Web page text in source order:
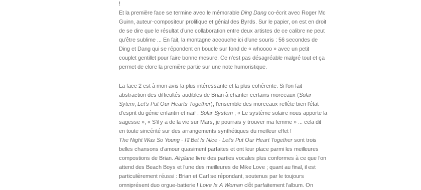
!
Et la première face se termine avec le mémorable Ding Dang co-écrit avec Roger Mc
Guinn, auteur-compositeur prolifique et génial des Byrds. Sur le papier, on est en droit
de se dire que le résultat d’une collaboration entre deux artistes de ce calibre ne peut
qu’être sublime ... En fait, la montagne accouche ici d’une souris : 56 secondes de
Ding et Dang qui se répondent en boucle sur fond de « whoooo » avec un petit
couplet gentillet pour faire bonne mesure. Ce n’est pas désagréable malgré tout et ça
permet de clore la première partie sur une note humoristique.
La face 2 est à mon avis la plus intéressante et la plus cohérente. Si l’on fait
abstraction des difficultés audibles de Brian à chanter certains morceaux (Solar
Sytem Let’s Put Our Hearts Together), l’ensemble des morceaux reflète bien l’état
d’esprit du génie enfantin et naïf : Solar System ; « Le système solaire nous apporte la
sagesse », « S’il y a de la vie sur Mars, je pourrais y trouver ma femme » ... cela dit
en toute sincérité sur des arrangements synthétiques du meilleur effet !
The Night Was So Young - I’ll Bet Is Nice - Let’s Put Our Heart Together sont trois
belles chansons d’amour quasiment parfaites et ont leur place parmi les meilleures
compostions de Brian. Airplane livre des parties vocales plus conformes à ce que l’on
attend des Beach Boys et l’une des meilleures de Mike Love ; quant au final, il est
particulièrement réussi : Brian et Carl se répondant, soutenus par le toujours
omniprésent duo orgue-batterie ! Love Is A Woman clôt parfaitement l’album. On